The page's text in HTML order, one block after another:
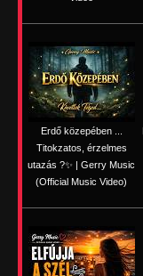
Erdő közepében ...
Titokzatos, érzelmes
utazás ?✨ | Gerry Music
(Official Music Video)